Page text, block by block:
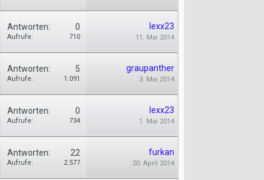
Antworten: 0
Aufrufe: 710
lexx23
11. Mai 2014
Antworten: 5
Aufrufe: 1.091
graupanther
3. Mai 2014
Antworten: 0
Aufrufe: 734
lexx23
1. Mai 2014
Antworten: 22
Aufrufe: 2.577
furkan
20. April 2014